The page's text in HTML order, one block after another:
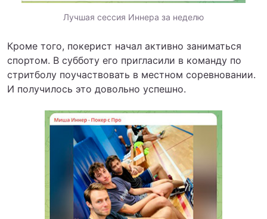
Лучшая сессия Иннера за неделю
Кроме того, покерист начал активно заниматься
спортом. В субботу его пригласили в команду по
стритболу поучаствовать в местном соревновании.
И получилось это довольно успешно.